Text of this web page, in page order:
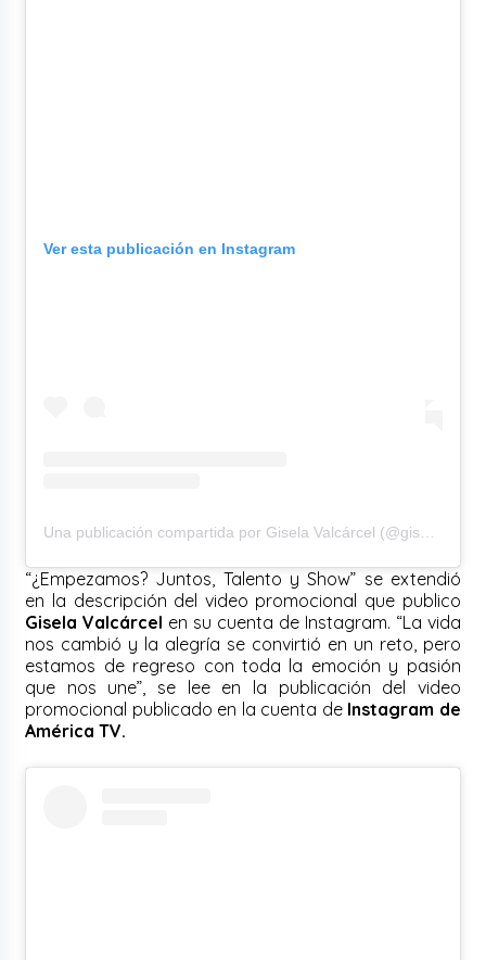
Ver esta publicación en Instagram
“¿Empezamos? Juntos, Talento y Show” se extendió
en la descripción del video promocional que publico
Gisela Valcárcel en su cuenta de Instagram. “La vida
nos cambió y la alegría se convirtió en un reto, pero
estamos de regreso con toda la emoción y pasión
que nos une”, se lee en la publicación del video
promocional publicado en la cuenta de Instagram de
América TV.